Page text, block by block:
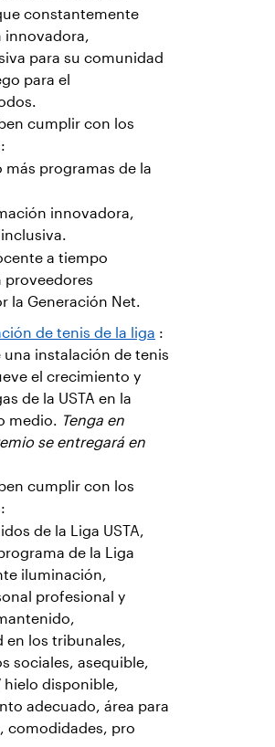
constantemente
innovadora,
para su comunidad
para el
cumplir con los
más programas de la
innovadora,
a tiempo
la Generación Net.
de tenis de la liga :
instalación de tenis
el crecimiento y
de la USTA en la
medio. Tenga en
se entregará en
cumplir con los
de la Liga USTA,
de la Liga
iluminación,
profesional y
en los tribunales,
sociales, asequible,
hielo disponible,
adecuado, área para
comodidades, pro